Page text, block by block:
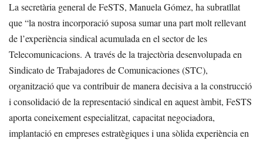
La secretària general de FeSTS, Manuela Gómez, ha subratllat
que “la nostra incorporació suposa sumar una part molt rellevant
de l’experiència sindical acumulada en el sector de les
Telecomunicacions. A través de la trajectòria desenvolupada en
Sindicato de Trabajadores de Comunicaciones (STC),
organització que va contribuir de manera decisiva a la construcció
i consolidació de la representació sindical en aquest àmbit, FeSTS
aporta coneixement especialitzat, capacitat negociadora,
implantació en empreses estratègiques i una sòlida experiència en